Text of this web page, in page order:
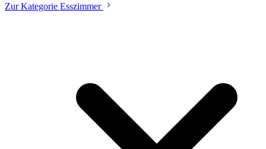
Zur Kategorie Esszimmer